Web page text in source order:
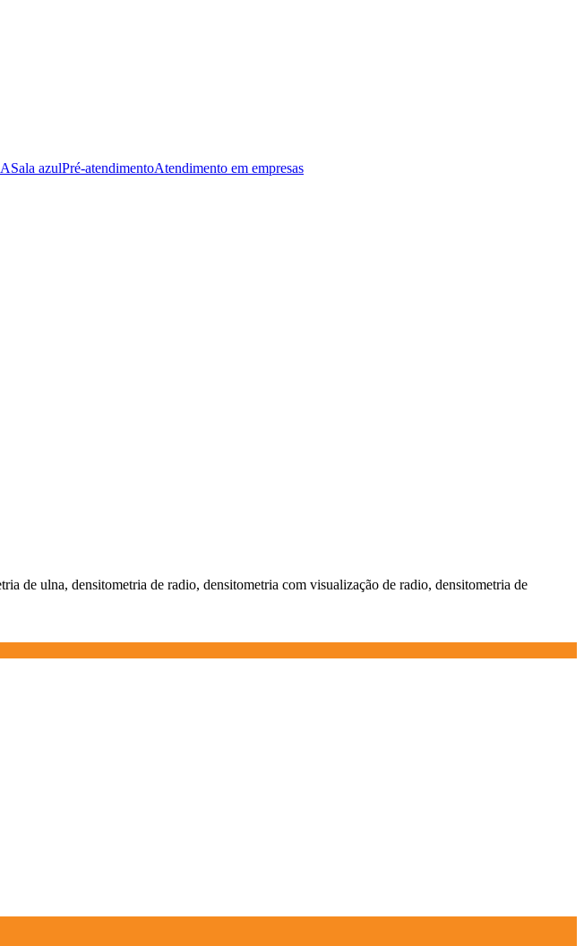
Sala azulPré-atendimentoAtendimento em empresas
de ulna, densitometria de radio, densitometria com visualização de radio, densitometria de